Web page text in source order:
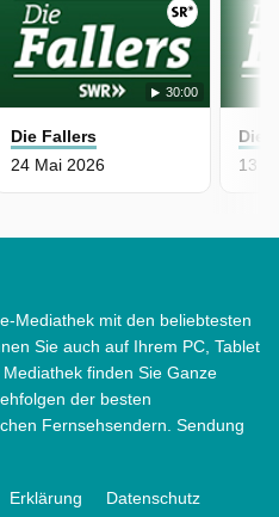
30:00
Die Fallers
24 Mai 2026
Die
13
Mediathek mit den beliebtesten
Sie auch auf Ihrem PC, Tablet
finden Sie Ganze
der besten
Fernsehsendern. Sendung
Erklärung
Datenschutz